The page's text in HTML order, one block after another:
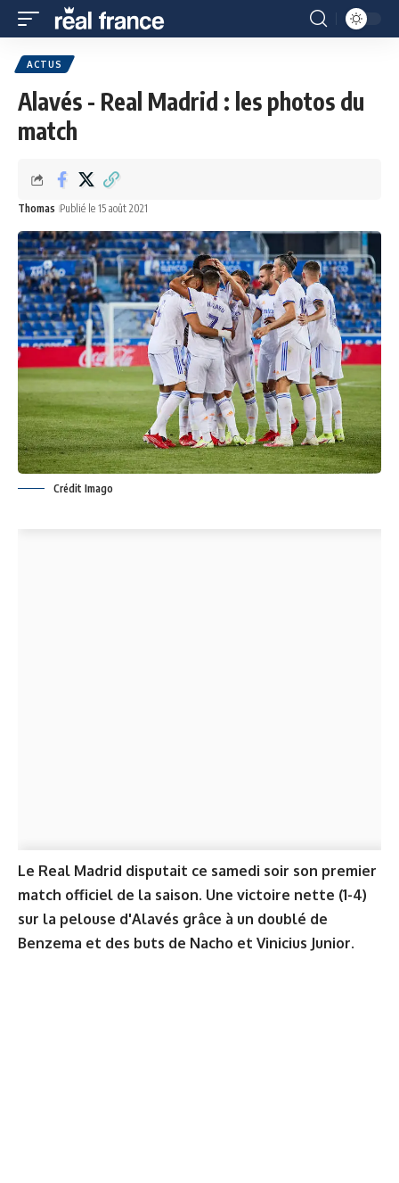
ACTUS
Alavés - Real Madrid : les photos du
match
Thomas Publié le 15 août 2021
Crédit Imago
Le Real Madrid disputait ce samedi soir son premier
match officiel de la saison. Une victoire nette (1-4)
sur la pelouse d'Alavés grâce à un doublé de
Benzema et des buts de Nacho et Vinicius Junior.